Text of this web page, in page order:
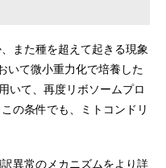
また種を超えて起きる現象
いて微小重力化で培養した
いて、再度リボソームプロ
の条件でも、ミトコンドリ
異常のメカニズムをより詳